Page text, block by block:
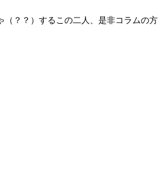
？？）するこの二人、是非コラムの